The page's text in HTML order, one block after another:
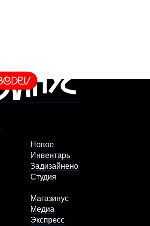
Новое
Инвентарь
Задизайнено
Студия
Магазинус
Медиа
Экспресс